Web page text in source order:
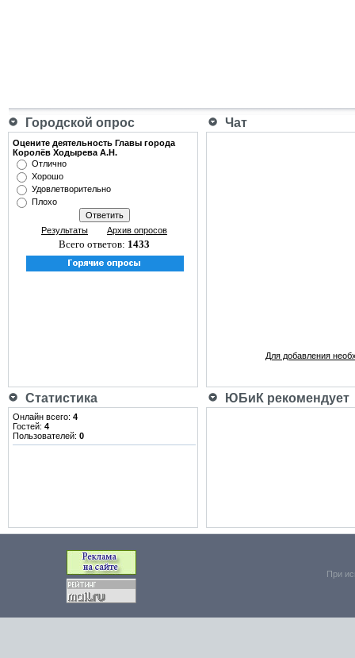
Городской опрос Чат
Оцените деятельность Главы города
Королёв Ходырева А.Н.
Отлично
Хорошо
Удовлетворительно
Плохо
Результаты Архив опросов
Всего ответов: 1433
Для добавления
Статистика ЮБиК рекомендует
Онлайн всего: 4
Гостей: 4
Пользователей: 0
При